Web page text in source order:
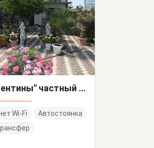
"У Валентины" частный сектор
Wi-Fi
Автостоянка